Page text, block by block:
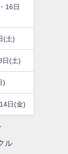
16日
(土)
日(土)
)
日(金)